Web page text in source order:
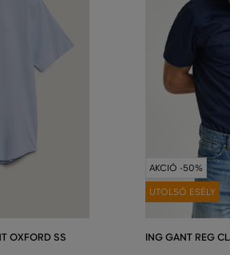
OXFORD SS
AKCIÓ -50%
UTOLSÓ ESÉLY
ING GANT REG